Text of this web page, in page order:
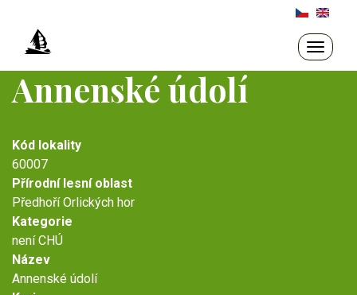
hlavnímu
Toggle
Annenské údolí
Kód lokality
60007
Přírodní lesní oblast
Předhoří Orlických hor
Kategorie
není CHÚ
Název
Annenské údolí